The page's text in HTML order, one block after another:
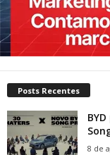
Posts Recentes
8 de